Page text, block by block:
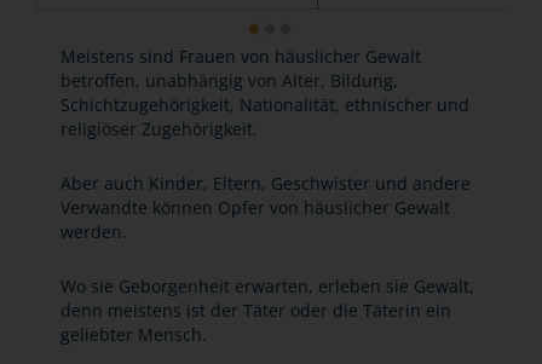
Meistens sind Frauen von häuslicher Gewalt
betroffen, unabhängig von Alter, Bildung,
Schichtzugehörigkeit, Nationalität, ethnischer und
religiöser Zugehörigkeit.
Aber auch Kinder, Eltern, Geschwister und andere
Verwandte können Opfer von häuslicher Gewalt
werden.
Wo sie Geborgenheit erwarten, erleben sie Gewalt,
denn meistens ist der Täter oder die Täterin ein
geliebter Mensch.